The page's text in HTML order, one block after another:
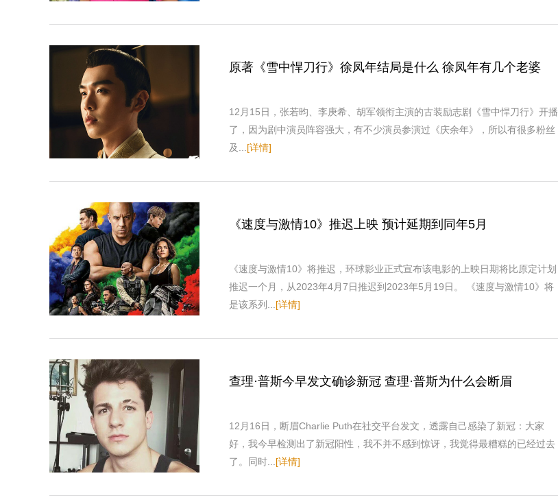
原著《雪中悍刀行》徐凤年结局是什么 徐凤年有几个老婆
12月15日，张若昀、李庚希、胡军领衔主演的古装励志剧《雪中悍刀行》开播
了，因为剧中演员阵容强大，有不少演员参演过《庆余年》，所以有很多粉丝
及... [详情]
《速度与激情10》推迟上映 预计延期到同年5月
《速度与激情10》将推迟，环球影业正式宣布该电影的上映日期将比原定计划
推迟一个月，从2023年4月7日推迟到2023年5月19日。 《速度与激情10》将
是该系列... [详情]
查理·普斯今早发文确诊新冠 查理·普斯为什么会断眉
12月16日，断眉Charlie Puth在社交平台发文，透露自己感染了新冠：大家
好，我今早检测出了新冠阳性，我不并不感到惊讶，我觉得最糟糕的已经过去
了。同时... [详情]